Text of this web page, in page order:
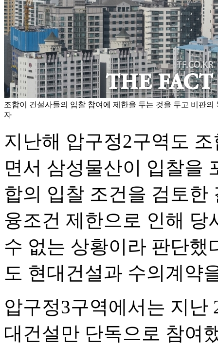
조합이 건설사들의 입찰 참여에 제한을 두는 것을 두고 비판의
자
지난해 압구정2구역도
면서 삼성물산이 입찰을
합의 입찰 조건을 검토한
융조건 제한으로 인해 당
수 없는 상황이라 판단했
도 현대건설과 수의계약
압구정3구역에서는 지난
대건설만 단독으로 참여